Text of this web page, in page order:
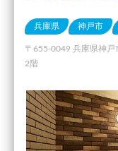
兵庫県 神戸市
〒655-0049 兵庫県神戸
2階